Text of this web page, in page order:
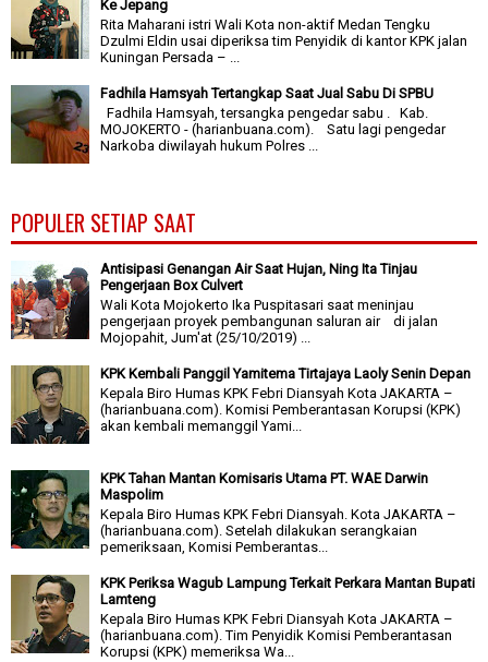
Ke Jepang
Rita Maharani istri Wali Kota non-aktif Medan Tengku
Dzulmi Eldin usai diperiksa tim Penyidik di kantor KPK jalan
Kuningan Persada – ...
Fadhila Hamsyah Tertangkap Saat Jual Sabu Di SPBU
Fadhila Hamsyah, tersangka pengedar sabu . Kab.
MOJOKERTO - (harianbuana.com). Satu lagi pengedar
Narkoba diwilayah hukum Polres ...
POPULER SETIAP SAAT
Antisipasi Genangan Air Saat Hujan, Ning Ita Tinjau
Pengerjaan Box Culvert
Wali Kota Mojokerto Ika Puspitasari saat meninjau
pengerjaan proyek pembangunan saluran air di jalan
Mojopahit, Jum'at (25/10/2019) ...
KPK Kembali Panggil Yamitema Tirtajaya Laoly Senin Depan
Kepala Biro Humas KPK Febri Diansyah Kota JAKARTA –
(harianbuana.com). Komisi Pemberantasan Korupsi (KPK)
akan kembali memanggil Yami...
KPK Tahan Mantan Komisaris Utama PT. WAE Darwin
Maspolim
Kepala Biro Humas KPK Febri Diansyah. Kota JAKARTA –
(harianbuana.com). Setelah dilakukan serangkaian
pemeriksaan, Komisi Pemberantas...
KPK Periksa Wagub Lampung Terkait Perkara Mantan Bupati
Lamteng
Kepala Biro Humas KPK Febri Diansyah Kota JAKARTA –
(harianbuana.com). Tim Penyidik Komisi Pemberantasan
Korupsi (KPK) memeriksa Wa...